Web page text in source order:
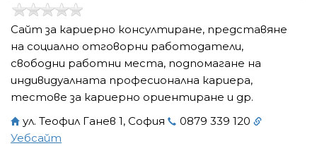
Сайт за кариерно консултиране, представяне
на социално отговорни работодатели,
свободни работни места, подпомагане на
индивидуалната професионална кариера,
тестове за кариерно ориентиране и др.
ул. Теофил Ганев 1, София
0879 339 120
Уебсайт